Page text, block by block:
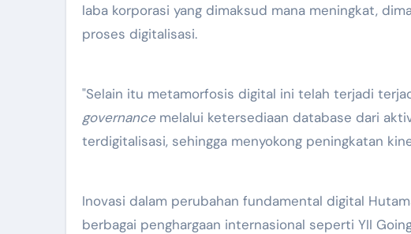
laba korporasi yang dimaksud mana meningkat,
proses digitalisasi.
"Selain itu metamorfosis digital ini telah terjadi
governancemelalui ketersediaan database dari
terdigitalisasi, sehingga menyokong peningkatan
Inovasi dalam perubahan fundamental digital
berbagai penghargaan internasional seperti YII